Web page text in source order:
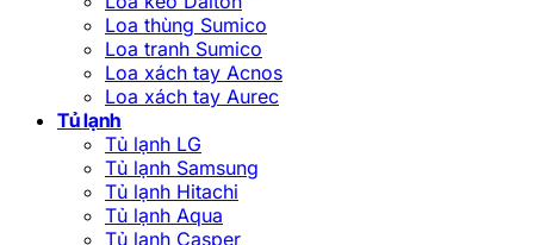
Loa thùng Sumico
Loa tranh Sumico
Loa xách tay Acnos
Loa xách tay Aurec
Tủ lạnh
Tủ lạnh LG
Tủ lạnh Samsung
Tủ lạnh Hitachi
Tủ lạnh Aqua
Tủ lạnh Casper